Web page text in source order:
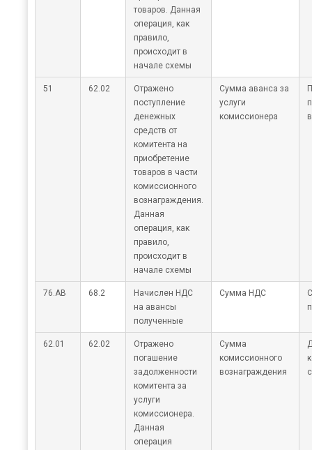
товаров. Данная
операция, как
правило,
происходит в
начале схемы
51 62.02
Отражено
поступление
денежных
средств от
комитента на
приобретение
товаров в части
комиссионного
вознаграждения.
Данная
операция, как
правило,
происходит в
начале схемы
Сумма аванса за
услуги
комиссионера
76.АВ 68.2
Начислен НДС
на авансы
полученные
Сумма НДС
62.01 62.02
Отражено
погашение
задолженности
комитента за
услуги
комиссионера.
Данная
операция
Сумма
комиссионного
вознаграждения